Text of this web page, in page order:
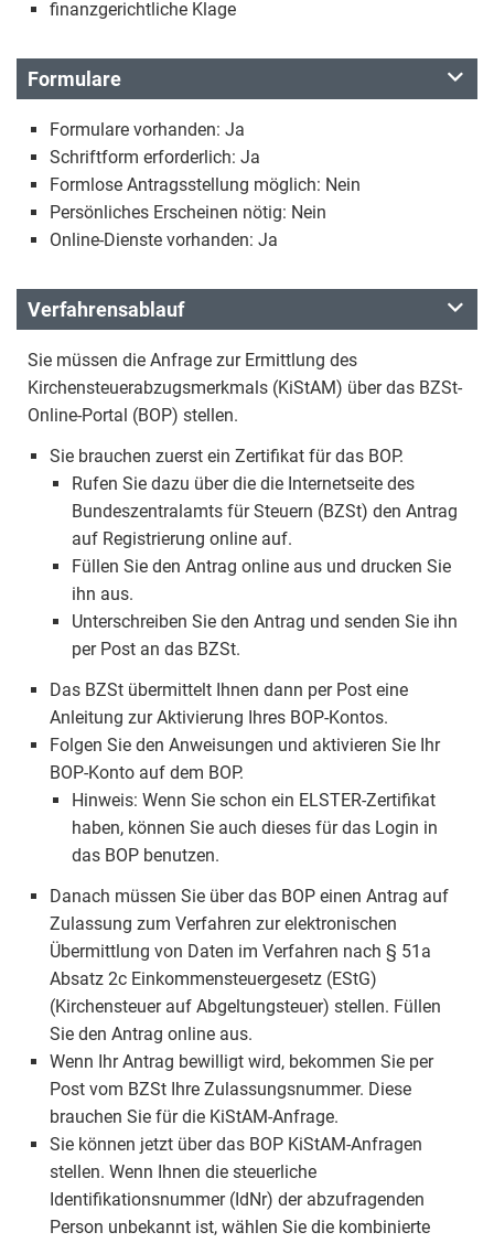
finanzgerichtliche Klage
Formulare
Formulare vorhanden: Ja
Schriftform erforderlich: Ja
Formlose Antragsstellung möglich: Nein
Persönliches Erscheinen nötig: Nein
Online-Dienste vorhanden: Ja
Verfahrensablauf
Sie müssen die Anfrage zur Ermittlung des
Kirchensteuerabzugsmerkmals (KiStAM) über das BZSt-
Online-Portal (BOP) stellen.
Sie brauchen zuerst ein Zertifikat für das BOP.
Rufen Sie dazu über die die Internetseite des
Bundeszentralamts für Steuern (BZSt) den Antrag
auf Registrierung online auf.
Füllen Sie den Antrag online aus und drucken Sie
ihn aus.
Unterschreiben Sie den Antrag und senden Sie ihn
per Post an das BZSt.
Das BZSt übermittelt Ihnen dann per Post eine
Anleitung zur Aktivierung Ihres BOP-Kontos.
Folgen Sie den Anweisungen und aktivieren Sie Ihr
BOP-Konto auf dem BOP.
Hinweis: Wenn Sie schon ein ELSTER-Zertifikat
haben, können Sie auch dieses für das Login in
das BOP benutzen.
Danach müssen Sie über das BOP einen Antrag auf
Zulassung zum Verfahren zur elektronischen
Übermittlung von Daten im Verfahren nach § 51a
Absatz 2c Einkommensteuergesetz (EStG)
(Kirchensteuer auf Abgeltungsteuer) stellen. Füllen
Sie den Antrag online aus.
Wenn Ihr Antrag bewilligt wird, bekommen Sie per
Post vom BZSt Ihre Zulassungsnummer. Diese
brauchen Sie für die KiStAM-Anfrage.
Sie können jetzt über das BOP KiStAM-Anfragen
stellen. Wenn Ihnen die steuerliche
Identifikationsnummer (IdNr) der abzufragenden
Person unbekannt ist, wählen Sie die kombinierte